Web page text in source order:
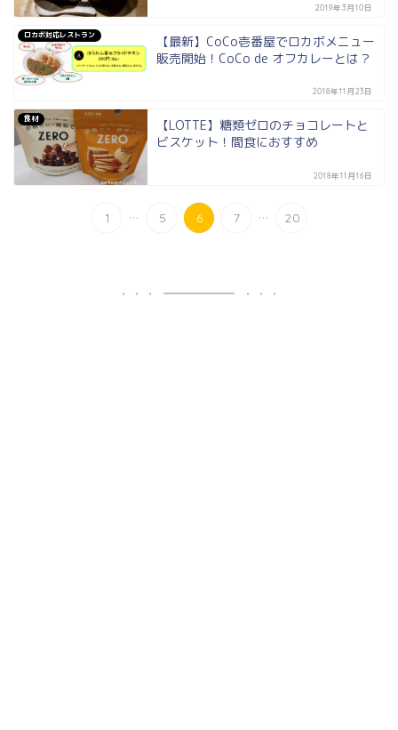
2019年3月10日
ロカボ対応レストラン
【最新】CoCo壱番屋でロカボメニュー
販売開始！CoCo de オフカレーとは？
2018年11月23日
食材
【LOTTE】糖類ゼロのチョコレートと
ビスケット！間食におすすめ
2018年11月16日
1 ... 5 6 7 ... 20